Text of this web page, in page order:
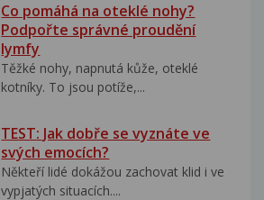
Co pomáhá na oteklé nohy?
Podpořte správné proudění
lymfy
Těžké nohy, napnutá kůže, oteklé
kotníky. To jsou potíže,...
TEST: Jak dobře se vyznáte ve
svých emocích?
Někteří lidé dokážou zachovat klid i ve
vypjatých situacích....